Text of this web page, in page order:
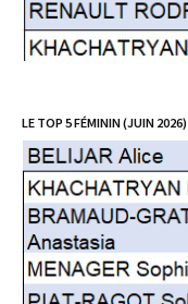
LE TOP 5 FÉMININ (JUIN 2026)